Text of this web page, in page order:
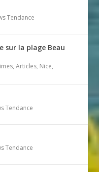
Tendance
sur la plage Beau
,Articles, Nice,
Tendance
Tendance